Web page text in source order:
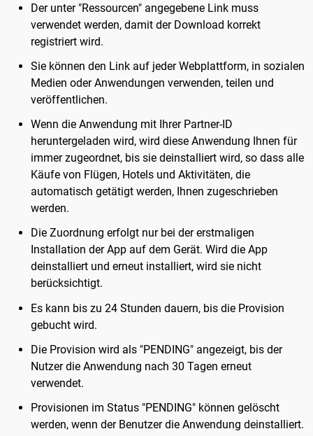
Der unter "Ressourcen" angegebene Link muss
verwendet werden, damit der Download korrekt
registriert wird.
Sie können den Link auf jeder Webplattform, in sozialen
Medien oder Anwendungen verwenden, teilen und
veröffentlichen.
Wenn die Anwendung mit Ihrer Partner-ID
heruntergeladen wird, wird diese Anwendung Ihnen für
immer zugeordnet, bis sie deinstalliert wird, so dass alle
Käufe von Flügen, Hotels und Aktivitäten, die
automatisch getätigt werden, Ihnen zugeschrieben
werden.
Die Zuordnung erfolgt nur bei der erstmaligen
Installation der App auf dem Gerät. Wird die App
deinstalliert und erneut installiert, wird sie nicht
berücksichtigt.
Es kann bis zu 24 Stunden dauern, bis die Provision
gebucht wird.
Die Provision wird als "PENDING" angezeigt, bis der
Nutzer die Anwendung nach 30 Tagen erneut
verwendet.
Provisionen im Status "PENDING" können gelöscht
werden, wenn der Benutzer die Anwendung deinstalliert.